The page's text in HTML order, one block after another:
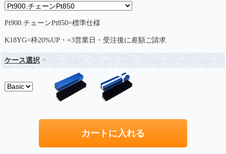
Pt900.チェーンPt850=標準仕様
K18YG=枠20%UP・+3営業日・受注後に差額ご請求
ケース選択